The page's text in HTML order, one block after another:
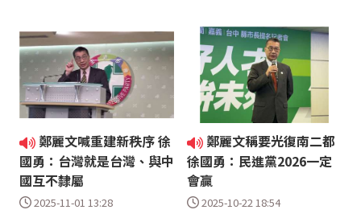
鄭麗文喊重建新秩序 徐
國勇：台灣就是台灣、與中
國互不隸屬
2025-11-01 13:28
鄭麗文稱要光復南二都
徐國勇：民進黨2026一定
會贏
2025-10-22 18:54